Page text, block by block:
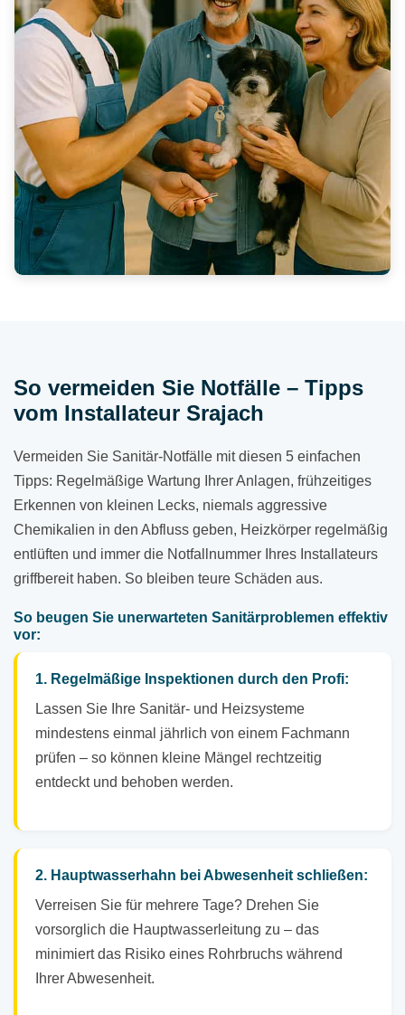
So vermeiden Sie Notfälle – Tipps
vom Installateur Srajach
Vermeiden Sie Sanitär-Notfälle mit diesen 5 einfachen
Tipps: Regelmäßige Wartung Ihrer Anlagen, frühzeitiges
Erkennen von kleinen Lecks, niemals aggressive
Chemikalien in den Abfluss geben, Heizkörper regelmäßig
entlüften und immer die Notfallnummer Ihres Installateurs
griffbereit haben. So bleiben teure Schäden aus.
So beugen Sie unerwarteten Sanitärproblemen effektiv
vor:
1. Regelmäßige Inspektionen durch den Profi:
Lassen Sie Ihre Sanitär- und Heizsysteme
mindestens einmal jährlich von einem Fachmann
prüfen – so können kleine Mängel rechtzeitig
entdeckt und behoben werden.
2. Hauptwasserhahn bei Abwesenheit schließen:
Verreisen Sie für mehrere Tage? Drehen Sie
vorsorglich die Hauptwasserleitung zu – das
minimiert das Risiko eines Rohrbruchs während
Ihrer Abwesenheit.